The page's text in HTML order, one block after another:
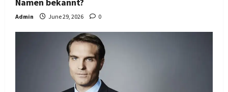
Admin June 29, 2026 0